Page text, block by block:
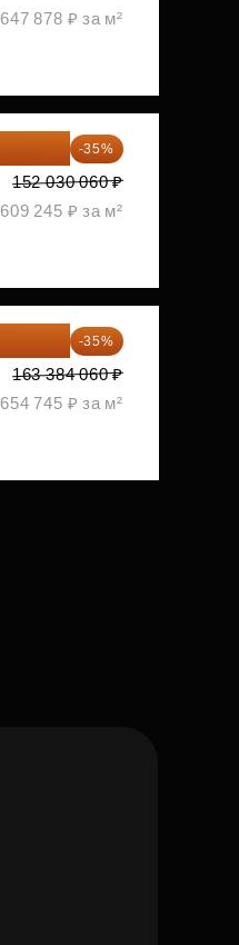
647 878 ₽ за м²
-35%
152 030 060 ₽
609 245 ₽ за м²
-35%
163 384 060 ₽
654 745 ₽ за м²